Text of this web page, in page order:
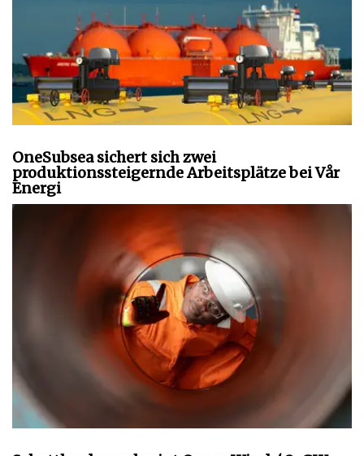
OneSubsea sichert sich zwei
produktionssteigernde Arbeitsplätze bei Vår
Energi